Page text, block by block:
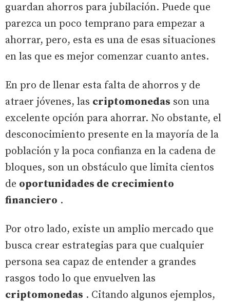
guardan ahorros para jubilación. Puede que
parezca un poco temprano para empezar a
ahorrar, pero, esta es una de esas situaciones
en las que es mejor comenzar cuanto antes.
En pro de llenar esta falta de ahorros y de
atraer jóvenes, las criptomonedas son una
excelente opción para ahorrar. No obstante, el
desconocimiento presente en la mayoría de la
población y la poca confianza en la cadena de
bloques, son un obstáculo que limita cientos
de oportunidades de crecimiento
financiero .
Por otro lado, existe un amplio mercado que
busca crear estrategias para que cualquier
persona sea capaz de entender a grandes
rasgos todo lo que envuelven las
criptomonedas . Citando algunos ejemplos,